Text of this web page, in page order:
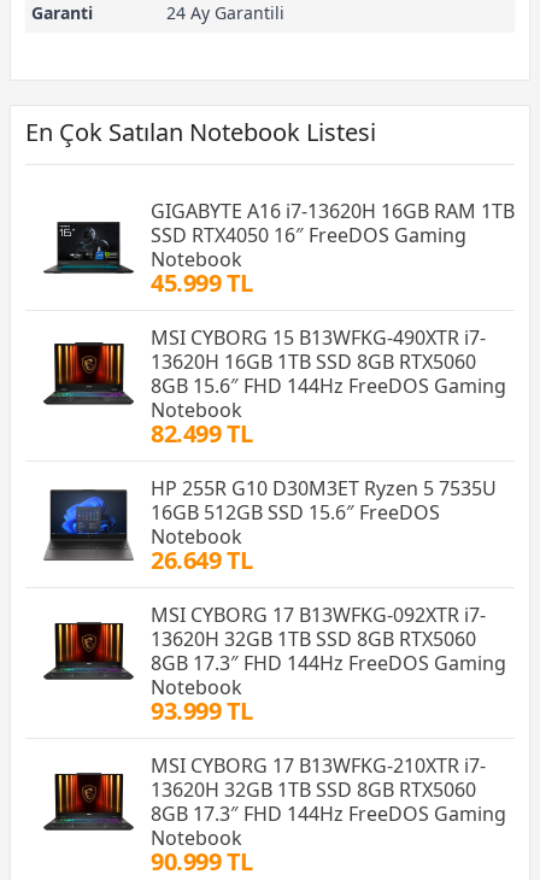
Garanti 24 Ay Garantili
En Çok Satılan Notebook Listesi
GIGABYTE A16 i7-13620H 16GB RAM 1TB
SSD RTX4050 16″ FreeDOS Gaming
Notebook
45.999 TL
MSI CYBORG 15 B13WFKG-490XTR i7-
13620H 16GB 1TB SSD 8GB RTX5060
8GB 15.6″ FHD 144Hz FreeDOS Gaming
Notebook
82.499 TL
HP 255R G10 D30M3ET Ryzen 5 7535U
16GB 512GB SSD 15.6″ FreeDOS
Notebook
26.649 TL
MSI CYBORG 17 B13WFKG-092XTR i7-
13620H 32GB 1TB SSD 8GB RTX5060
8GB 17.3″ FHD 144Hz FreeDOS Gaming
Notebook
93.999 TL
MSI CYBORG 17 B13WFKG-210XTR i7-
13620H 32GB 1TB SSD 8GB RTX5060
8GB 17.3″ FHD 144Hz FreeDOS Gaming
Notebook
90.999 TL